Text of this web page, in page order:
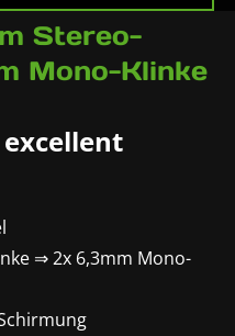
Stereo-
Mono-Klinke
excellent
⇒ 2x 6,3mm Mono-